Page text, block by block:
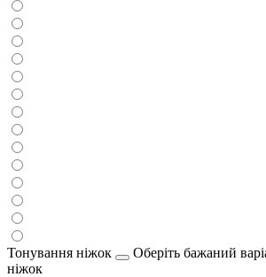
Тонування ніжок
Оберіть бажаний
ніжок